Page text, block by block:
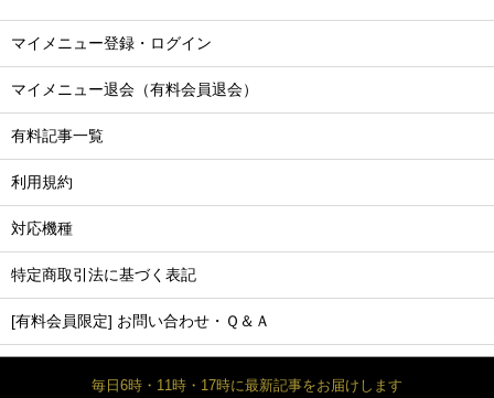
マイメニュー登録・ログイン
マイメニュー退会（有料会員退会）
有料記事一覧
利用規約
対応機種
特定商取引法に基づく表記
[有料会員限定] お問い合わせ・Ｑ＆Ａ
毎日6時・11時・17時に最新記事をお届けします